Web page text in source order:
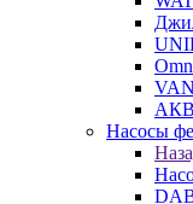
Насосы